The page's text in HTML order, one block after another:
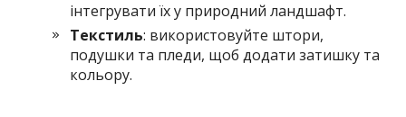
інтегрувати їх у природний ландшафт.
Текстиль: використовуйте штори,
подушки та пледи, щоб додати затишку та
кольору.